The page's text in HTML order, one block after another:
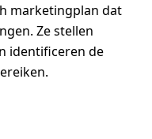
marketingplan dat
Ze stellen
identificeren de